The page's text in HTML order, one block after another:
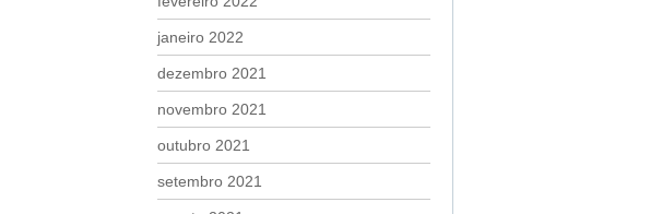
janeiro 2022
dezembro 2021
novembro 2021
outubro 2021
setembro 2021